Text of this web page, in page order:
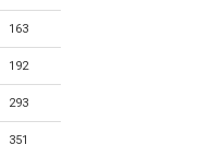
163
192
293
351